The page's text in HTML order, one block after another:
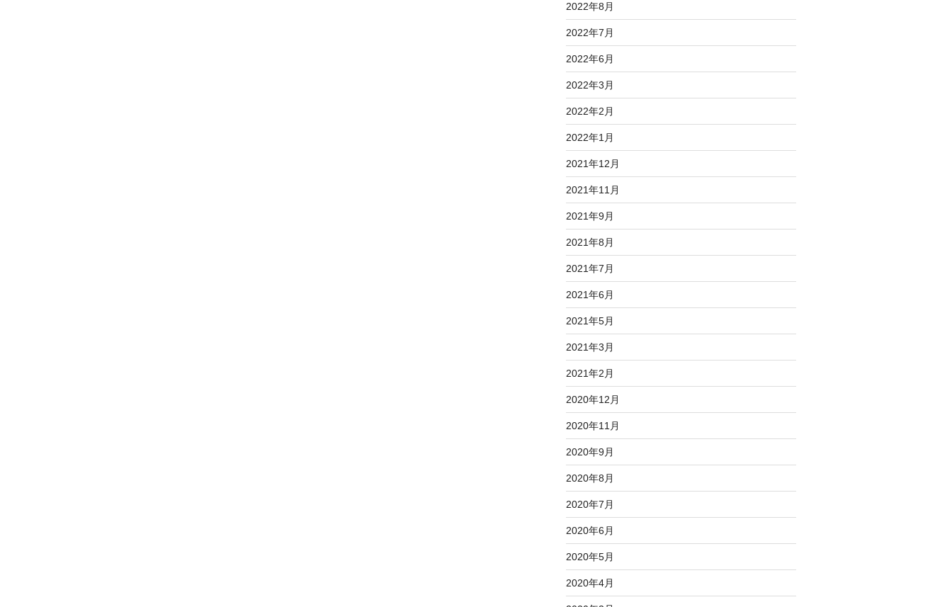
2022年8月
2022年7月
2022年6月
2022年3月
2022年2月
2022年1月
2021年12月
2021年11月
2021年9月
2021年8月
2021年7月
2021年6月
2021年5月
2021年3月
2021年2月
2020年12月
2020年11月
2020年9月
2020年8月
2020年7月
2020年6月
2020年5月
2020年4月